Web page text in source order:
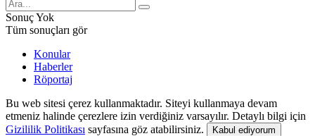
Sonuç Yok
Tüm sonuçları gör
Konular
Haberler
Röportaj
Bu web sitesi çerez kullanmaktadır. Siteyi kullanmaya devam
etmeniz halinde çerezlere izin verdiğiniz varsayılır. Detaylı bilgi için
Gizililik Politikası sayfasına göz atabilirsiniz. Kabul ediyorum